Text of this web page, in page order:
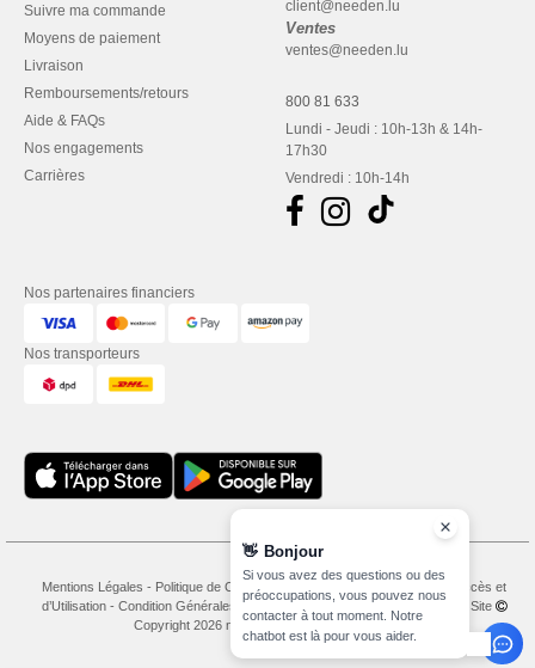
Suivre ma commande
Moyens de paiement
Livraison
Remboursements/retours
Aide & FAQs
Nos engagements
Carrières
client@needen.lu
Ventes
ventes@needen.lu
800 81 633
Lundi - Jeudi : 10h-13h & 14h-
17h30
Vendredi : 10h-14h
Nos partenaires financiers
Nos transporteurs
Mentions Légales - Politique de Confidentialité
Conditions Générales d’Accès et
d’Utilisation- Condition Générales d'Achat - Politique de Cookies
Plan du Site
Copyright 2026 needen.lu - Tous droits réservés
👋 Bonjour
Si vous avez des questions ou des
préoccupations, vous pouvez nous
contacter à tout moment. Notre
chatbot est là pour vous aider.